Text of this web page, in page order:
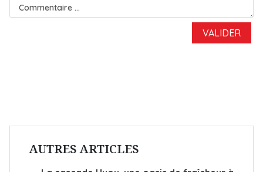
AUTRES ARTICLES